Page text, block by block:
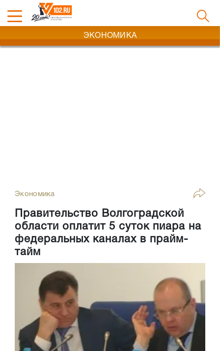
ЭКОНОМИКА
Экономика
Правительство Волгоградской
области оплатит 5 суток пиара на
федеральных каналах в прайм-
тайм